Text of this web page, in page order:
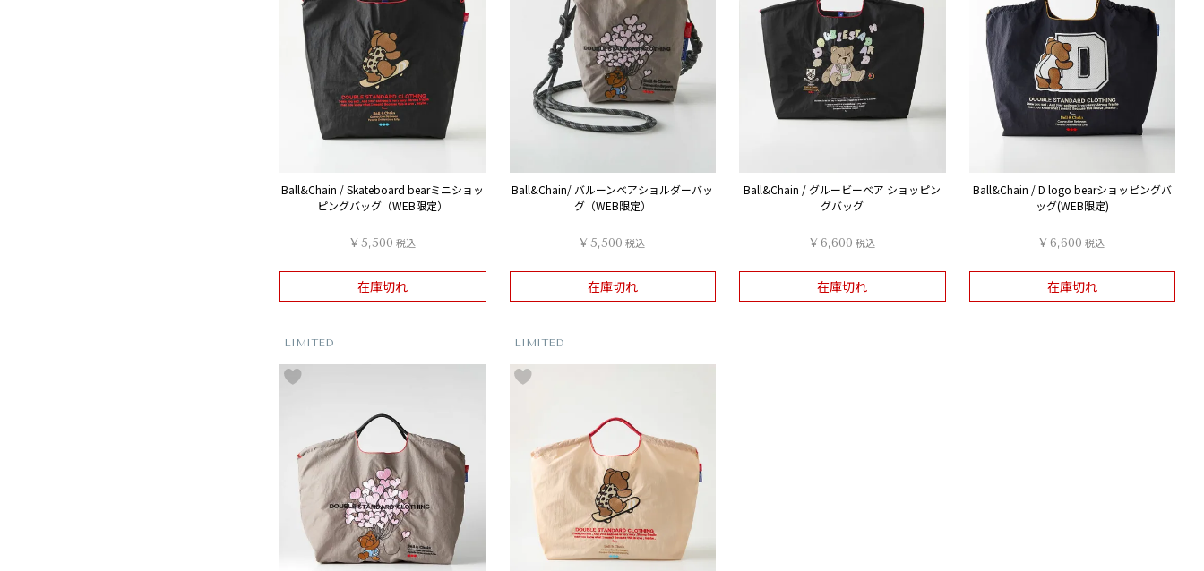
Ball&Chain / Skateboard bearミニショッ
ピングバッグ（WEB限定）
¥5,500 税込
在庫切れ
Ball&Chain/ バルーンベアショルダーバッ
グ（WEB限定）
¥5,500 税込
在庫切れ
Ball&Chain / グルービーベア ショッピン
グバッグ
¥6,600 税込
在庫切れ
Ball&Chain / D logo bearショッピングバ
ッグ(WEB限定)
¥6,600 税込
在庫切れ
LIMITED LIMITED